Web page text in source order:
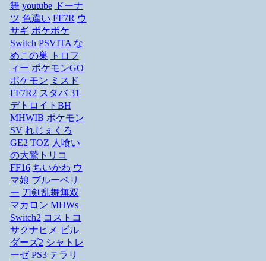
舞 youtube
ドーナ
ツ 色違い FF7R ウ
サギ ポケポケ
Switch PSVITA な
めこの巣
トロフ
ィー ポケモンGO
ポケモン ミスド
FF7R2 スタバ 31
デトロイトBH
MHWIB ポケモン
SV れじぇくろ
GE2 TOZ 人喰い
の大鷲トリコ
FF16 ちいかわ ウ
マ娘 ブルーベリ
ー 刀剣乱舞無双
マカロン MHWs
Switch2 コストコ
サクナヒメ ビル
ダーズ2 シャトレ
ーゼ PS3 テラリ